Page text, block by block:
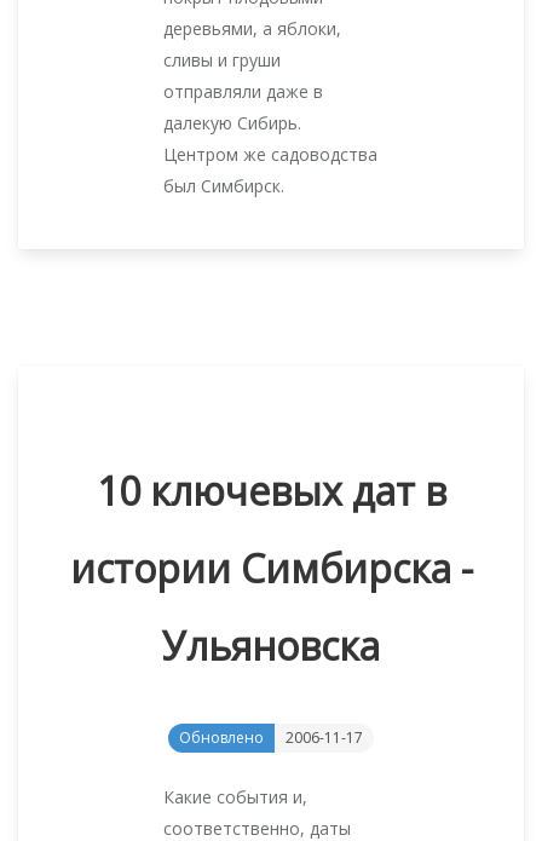
деревьями, а яблоки,
сливы и груши
отправляли даже в
далекую Сибирь.
Центром же садоводства
был Симбирск.
10 ключевых дат в
истории Симбирска -
Ульяновска
Обновлено 2006-11-17
Какие события и,
соответственно, даты